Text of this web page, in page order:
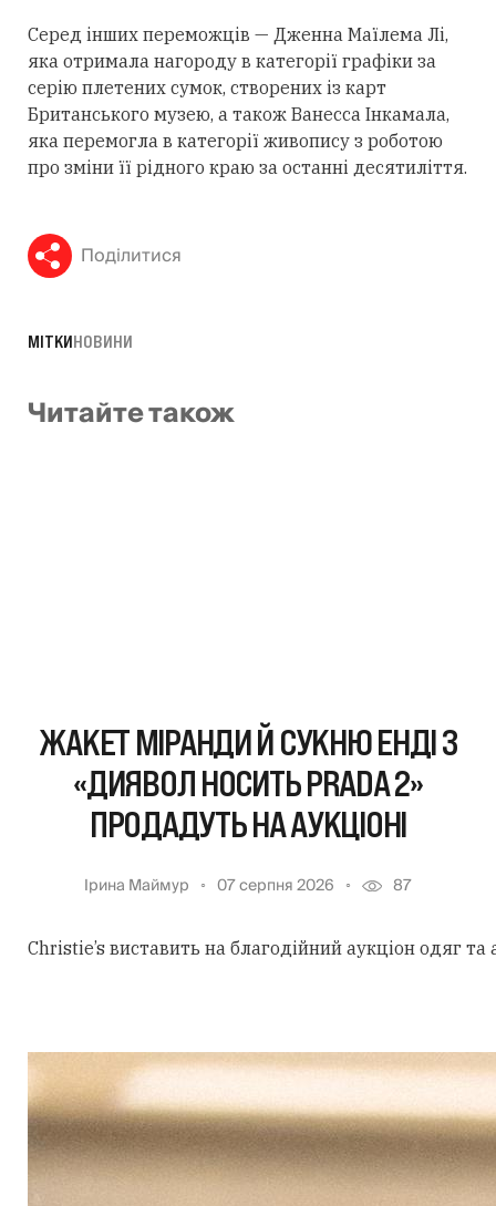
Серед інших переможців — Дженна Маїлема Лі,
яка отримала нагороду в категорії графіки за
серію плетених сумок, створених із карт
Британського музею, а також Ванесса Інкамала,
яка перемогла в категорії живопису з роботою
про зміни її рідного краю за останні десятиліття.
Поділитися
МІТКИНОВИНИ
Читайте також
ЖАКЕТ МІРАНДИ Й СУКНЮ ЕНДІ З
«ДИЯВОЛ НОСИТЬ PRADA 2»
ПРОДАДУТЬ НА АУКЦІОНІ
Ірина Маймур 07 серпня 2026 87
Christie’s виставить на благодійний аукціон одяг